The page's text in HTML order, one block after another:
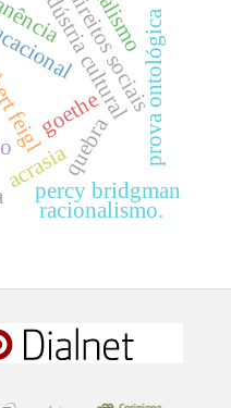
acrasia
indústria cultural
percy bridgman
direitos sociais
racionalismo.
prova ontológica
goethe
quebra